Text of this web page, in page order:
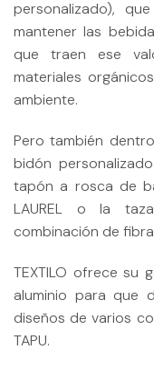
personalizado),
mantener las
que traen ese
materiales
ambiente.
Pero también
bidón
tapón a rosca de
LAUREL o la
combinación de
TEXTILO ofrece su
aluminio para que
diseños de varios
TAPU.